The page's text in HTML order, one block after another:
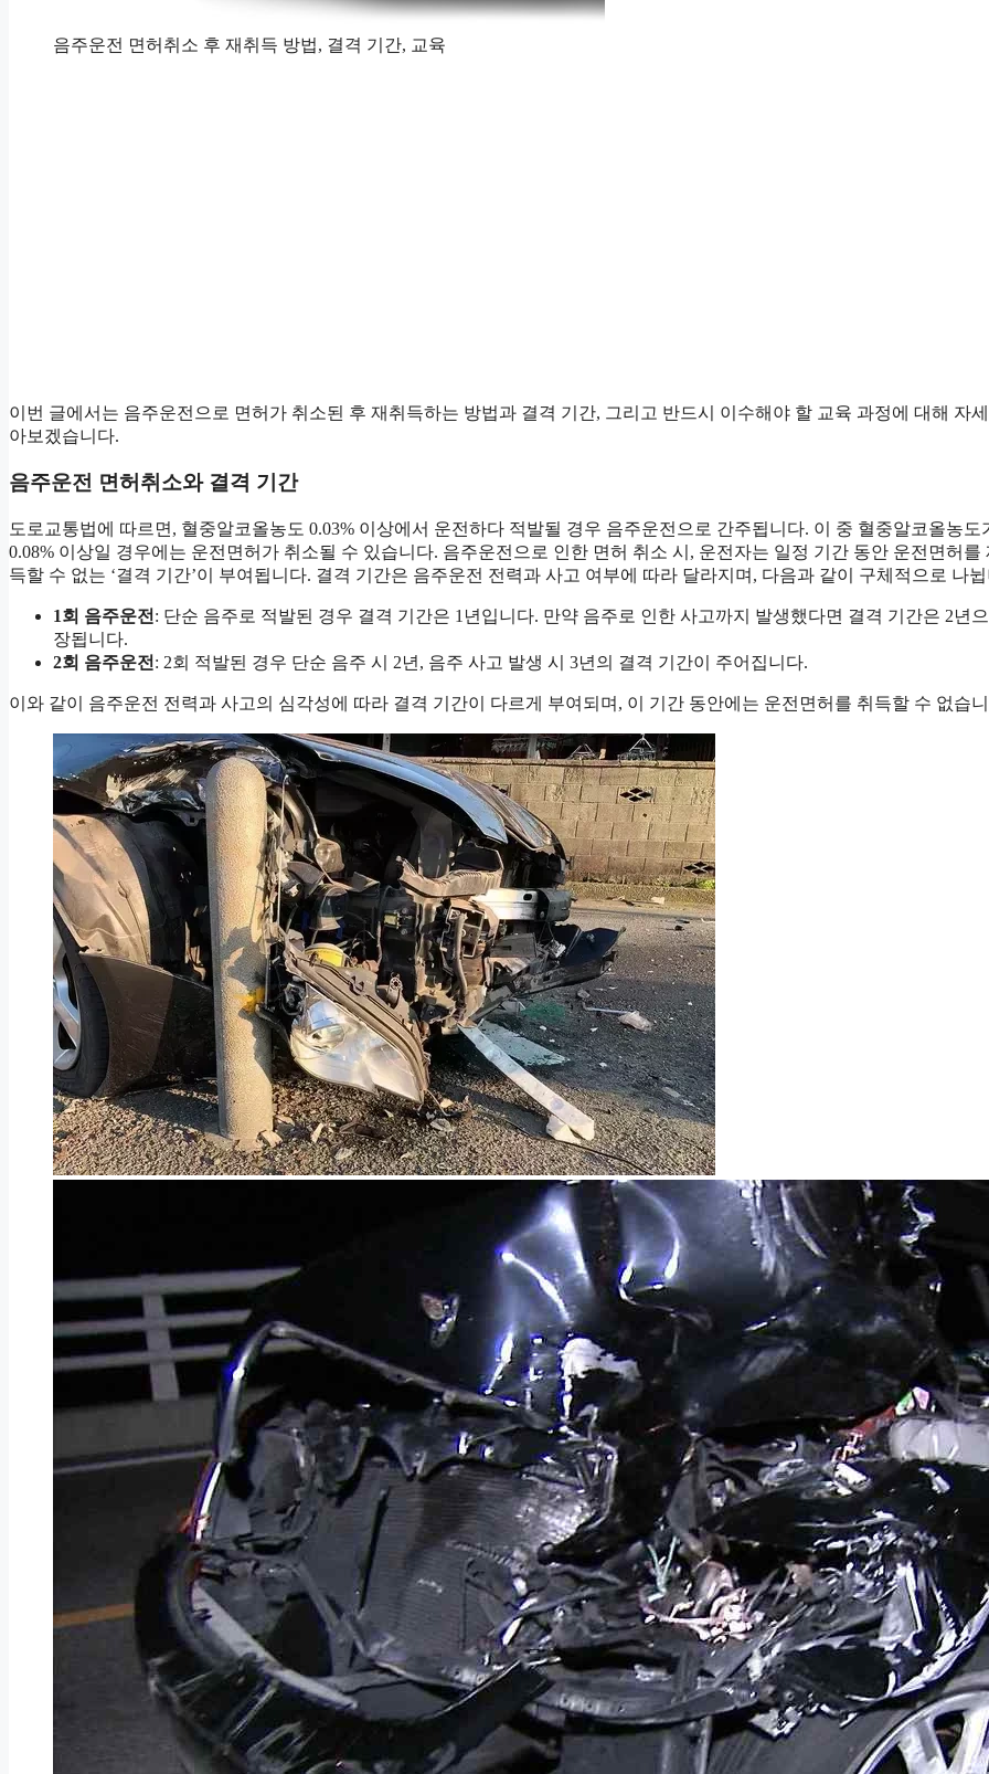
음주운전 면허취소 후 재취득 방법, 결격 기간, 교육
이번 글에서는 음주운전으로 면허가 취소된 후 재취득하는 방법과 결격 기간, 그리고 반드시 이수해야 할 교육 과정에 대해 자
아보겠습니다.
음주운전 면허취소와 결격 기간
도로교통법에 따르면, 혈중알코올농도 0.03% 이상에서 운전하다 적발될 경우 음주운전으로 간주됩니다. 이 중 혈중알코올농도
0.08% 이상일 경우에는 운전면허가 취소될 수 있습니다. 음주운전으로 인한 면허 취소 시, 운전자는 일정 기간 동안 운전면허를
득할 수 없는 ‘결격 기간’이 부여됩니다. 결격 기간은 음주운전 전력과 사고 여부에 따라 달라지며, 다음과 같이 구체적으로 나
1회 음주운전 : 단순 음주로 적발된 경우 결격 기간은 1년입니다. 만약 음주로 인한 사고까지 발생했다면 결격 기간은 2년
장됩니다.
2회 음주운전 : 2회 적발된 경우 단순 음주 시 2년, 음주 사고 발생 시 3년의 결격 기간이 주어집니다.
이와 같이 음주운전 전력과 사고의 심각성에 따라 결격 기간이 다르게 부여되며, 이 기간 동안에는 운전면허를 취득할 수 없습